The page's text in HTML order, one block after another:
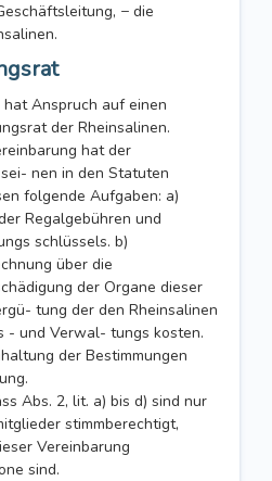
− die
Anspruch auf einen
der Rheinsalinen.
hat der
nen in den Statuten
folgende Aufgaben: a)
Regalgebühren und
schlüssels. b)
über die
der Organe dieser
tung der den Rheinsalinen
- und Verwal- tungs kosten.
der Bestimmungen
Abs. 2, lit. a) bis d) sind nur
stimmberechtigt,
Vereinbarung
sind.